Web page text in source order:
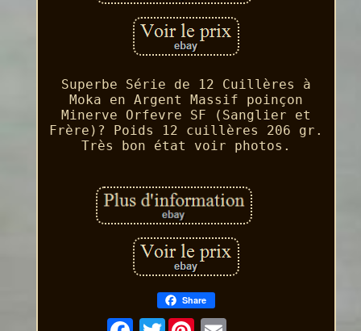
Superbe Série de 12 Cuillères à
Moka en Argent Massif poinçon
Minerve Orfevre SF (Sanglier et
Frère)? Poids 12 cuillères 206 gr.
Très bon état voir photos.
Share
Twitter